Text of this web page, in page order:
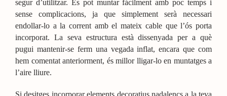
segur d’utilitzar. Es pot muntar fàcilment amb poc temps i
sense complicacions, ja que simplement serà necessari
endollar-lo a la corrent amb el mateix cable que l’ós porta
incorporat. La seva estructura està dissenyada per a què
pugui mantenir-se ferm una vegada inflat, encara que com
hem comentat anteriorment, és millor lligar-lo en muntatges a
l’aire lliure.
Si desitges incorporar elements decoratius nadalencs a la teva